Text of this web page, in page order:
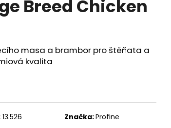
Breed Chicken
masa a brambor pro štěňata a
kvalita
13.526 Značka:Profine
Následující